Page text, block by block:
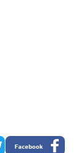
Facebook